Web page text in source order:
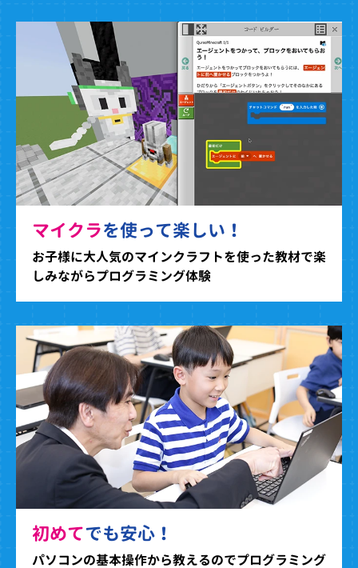
マイクラを使って楽しい！
お子様に大人気のマインクラフトを使った教材で楽
しみながらプログラミング体験
初めてでも安心！
パソコンの基本操作から教えるのでプログラミング